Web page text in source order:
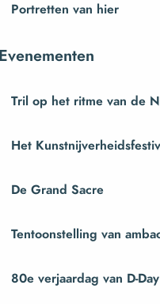
Portretten van hier
Evenementen
Tril op het ritme van de
Het
De Grand Sacre
Tentoonstelling van
80e verjaardag van D-Day